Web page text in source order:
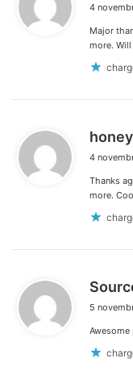
4
Major
more.
4
Thanks
more.
5
Awesome